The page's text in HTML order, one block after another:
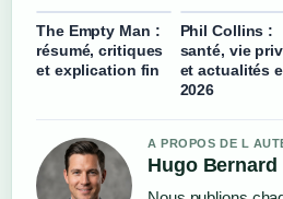
The Empty Man :
résumé, critiques
et explication fin
Phil Collins :
santé, vie
et actualités
2026
A PROPOS DE L
Hugo Bernard